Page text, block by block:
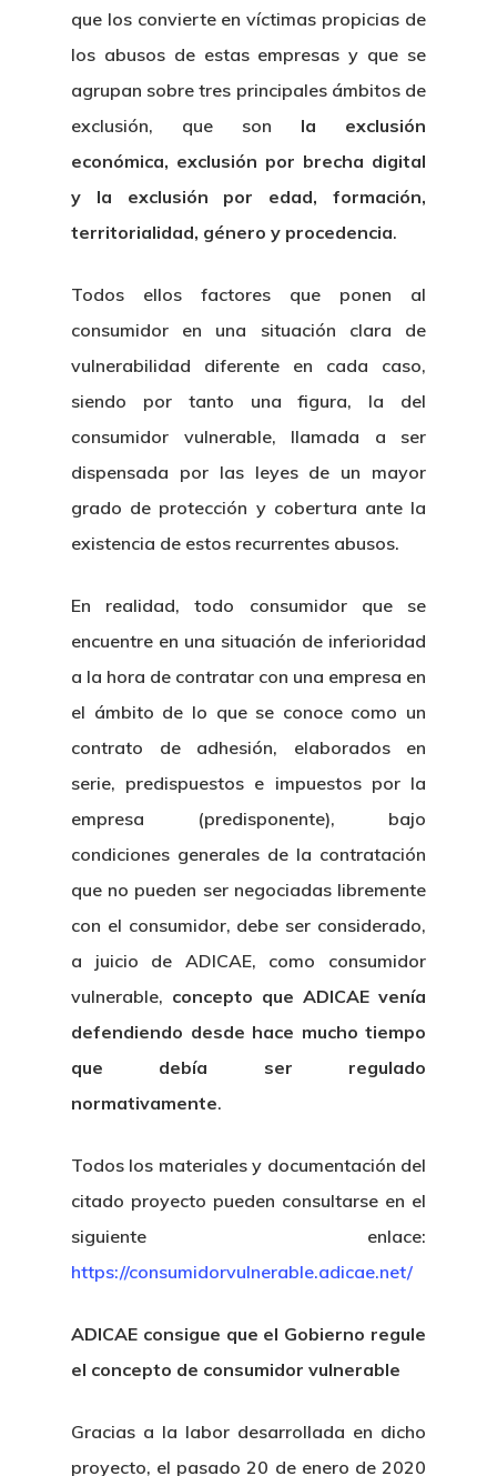
que los convierte en víctimas propicias de
los abusos de estas empresas y que se
agrupan sobre tres principales ámbitos de
exclusión, que son la exclusión
económica, exclusión por brecha digital
y la exclusión por edad, formación,
territorialidad, género y procedencia.
Todos ellos factores que ponen al
consumidor en una situación clara de
vulnerabilidad diferente en cada caso,
siendo por tanto una figura, la del
consumidor vulnerable, llamada a ser
dispensada por las leyes de un mayor
grado de protección y cobertura ante la
existencia de estos recurrentes abusos.
En realidad, todo consumidor que se
encuentre en una situación de inferioridad
a la hora de contratar con una empresa en
el ámbito de lo que se conoce como un
contrato de adhesión, elaborados en
serie, predispuestos e impuestos por la
empresa (predisponente), bajo
condiciones generales de la contratación
que no pueden ser negociadas libremente
con el consumidor, debe ser considerado,
a juicio de ADICAE, como consumidor
vulnerable, concepto que ADICAE venía
defendiendo desde hace mucho tiempo
que debía ser regulado
normativamente.
Todos los materiales y documentación del
citado proyecto pueden consultarse en el
siguiente enlace:
https://consumidorvulnerable.adicae.net/
ADICAE consigue que el Gobierno regule
el concepto de consumidor vulnerable
Gracias a la labor desarrollada en dicho
proyecto, el pasado 20 de enero de 2020